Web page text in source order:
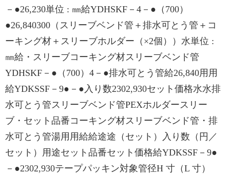
－●26,230単位 : ㎜給YDHSKF－4－●（700）
●26,840300（スリーブベンド管＋排水可とう管＋コ
ーキング材＋スリーブホルダー（×2個））水単位 :
㎜給・スリーブコーキング材スリーブベンド管
YDHSKF－●（700）4－●排水可とう管給26,840用用
給YDKSSF－9●－●入り数2302,930セット価格水水排
⽔可とう管スリーブベンド管PEXホルダースリー
ブ・セット品番コーキング材スリーブベンド管・排
水可とう管湯用用給給途途（セット）入り数（円／
セット）⽤途セット品番セット価格給YDKSSF－9●
－●2302,930テープパッキン対象管径H 寸（L 寸）